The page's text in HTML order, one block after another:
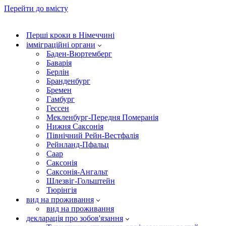
Перейти до вмісту
Перші кроки в Німеччині
імміграційні органи
Баден-Вюртемберг
Баварія
Берлін
Бранденбург
Бремен
Гамбург
Гессен
Мекленбург-Передня Померанія
Нижня Саксонія
Північний Рейн-Вестфалія
Рейнланд-Пфальц
Саар
Саксонія
Саксонія-Ангальт
Шлезвіг-Гольштейн
Тюрінгія
вид на проживання
вид на проживання
декларація про зобов'язання